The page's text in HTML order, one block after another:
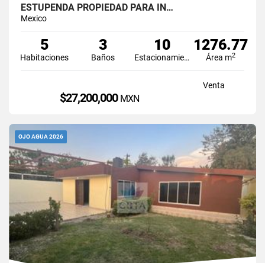
ESTUPENDA PROPIEDAD PARA IN…
Mexico
5
Habitaciones
3
Baños
10
Estacionamiento
1276.77
Área m2
Venta
$27,200,000 MXN
OJO AGUA 2026